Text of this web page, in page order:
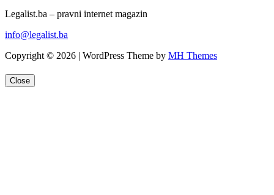
Legalist.ba – pravni internet magazin
info@legalist.ba
Copyright © 2026 | WordPress Theme by MH Themes
Close